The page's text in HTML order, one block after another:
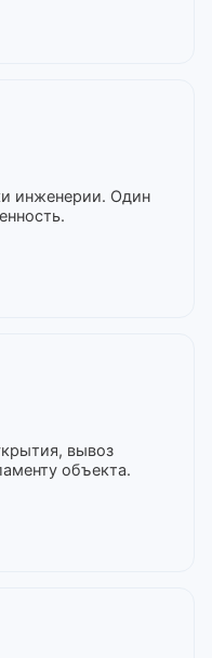
инженерии. Один
вывоз
объекта.